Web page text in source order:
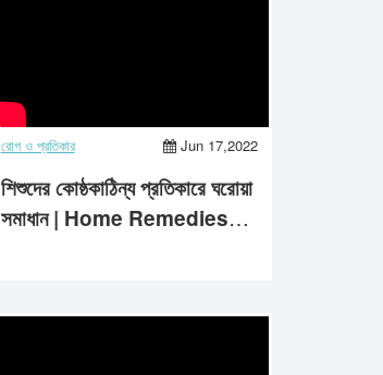
রোগ ও প্রতিকার Jun 17,2022
শিশুদের কোষ্ঠকাঠিন্য প্রতিকারে ঘরোয়া
সমাধান | Home Remedies